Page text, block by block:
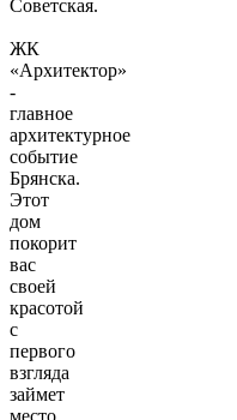
Советская.
ЖК
«Архитектор»
-
главное
архитектурное
событие
Брянска.
Этот
дом
покорит
вас
своей
красотой
с
первого
взгляда
займет
место